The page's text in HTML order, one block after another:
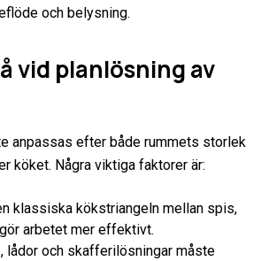
och belysning.
vid planlösning av
anpassas efter både rummets storlek
köket. Några viktiga faktorer är:
klassiska kökstriangeln mellan spis,
arbetet mer effektivt.
lådor och skafferilösningar måste